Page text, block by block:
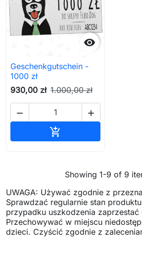

Geschenkgutschein -
1000 zł
930,00 zł 1.000,00 zł
 

Showing 1-9 of 9
UWAGA: Używać zgodnie z
Sprawdzać regularnie stan
przypadku uszkodzenia zaprzestać
Przechowywać w miejscu
dzieci. Czyścić zgodnie z